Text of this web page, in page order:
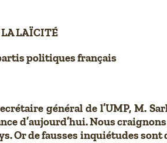
LA LAÏCITÉ
politiques français
général de l’UMP, M.
d’aujourd’hui. Nous
Or de fausses inquiétudes